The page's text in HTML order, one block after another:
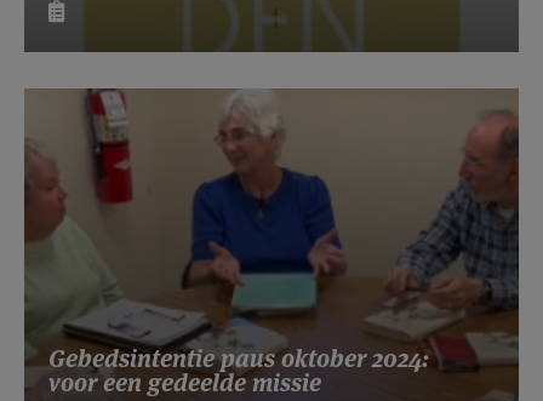
Gebedsintentie paus oktober 2024:
voor een gedeelde missie